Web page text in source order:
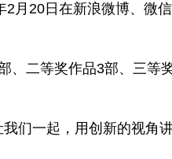
20日在新浪微博、微信
二等奖作品3部、三等奖
一起，用创新的视角